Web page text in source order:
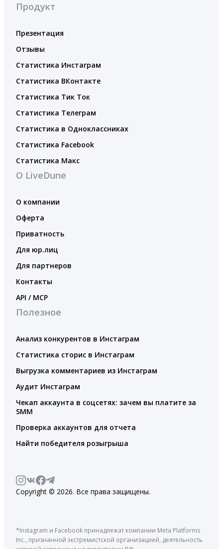
Продукт
Презентация
Отзывы
Статистика Инстаграм
Статистика ВКонтакте
Статистика Тик Ток
Статистика Телеграм
Статистика в Одноклассниках
Статистика Facebook
Статистика Макс
О LiveDune
О компании
Оферта
Приватность
Для юр.лиц
Для партнеров
Контакты
API / MCP
Полезное
Анализ конкурентов в Инстаграм
Статистика сторис в Инстаграм
Выгрузка комментариев из Инстаграм
Аудит Инстаграм
Чекап аккаунта в соцсетях: зачем вы платите за
SMM
Проверка аккаунтов для отчета
Найти победителя розыгрыша
Copyright © 2026. Все права защищены.
*Instagram и Facebook принадлежат компании Meta Platforms
Inc., признанной экстремистской организацией, деятельность